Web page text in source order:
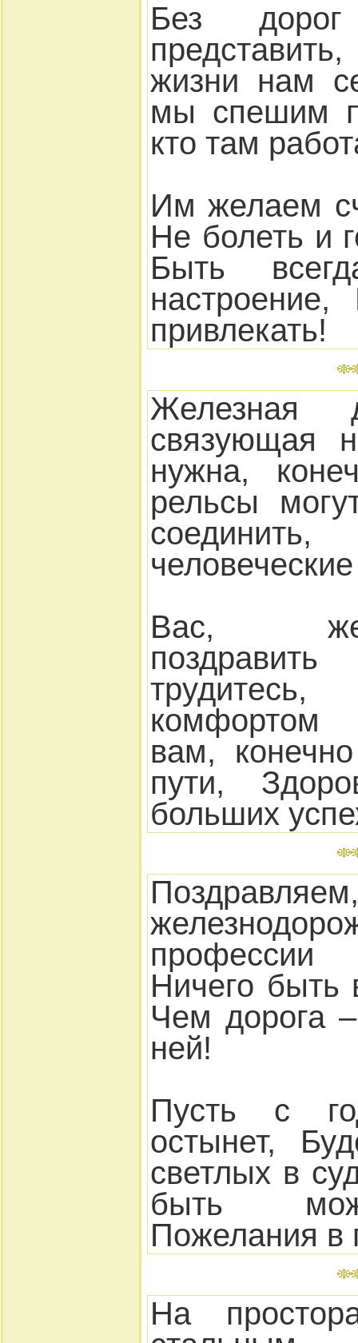
Без
жизни нам
мы спешим
кто там
Им желаем
Не болеть и
Быть
привлекать!
Железная
связующая
нужна,
рельсы
Вас,
вам,
пути,
больших
Поздравляем,
Ничего быть
Чем дорога
ней!
Пусть с
остынет,
светлых в
быть
Пожелания в
На